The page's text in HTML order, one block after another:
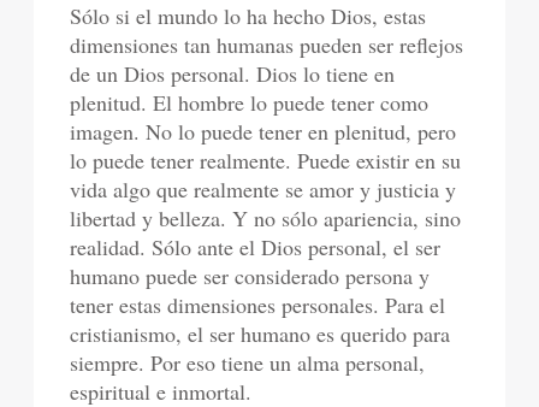
Sólo si el mundo lo ha hecho Dios, estas
dimensiones tan humanas pueden ser reflejos
de un Dios personal. Dios lo tiene en
plenitud. El hombre lo puede tener como
imagen. No lo puede tener en plenitud, pero
lo puede tener realmente. Puede existir en su
vida algo que realmente se amor y justicia y
libertad y belleza. Y no sólo apariencia, sino
realidad. Sólo ante el Dios personal, el ser
humano puede ser considerado persona y
tener estas dimensiones personales. Para el
cristianismo, el ser humano es querido para
siempre. Por eso tiene un alma personal,
espiritual e inmortal.